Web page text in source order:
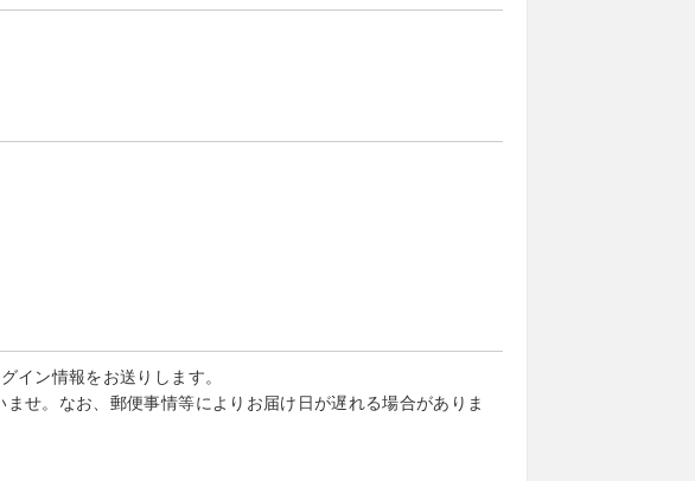
イン情報をお送りします。
せ。なお、郵便事情等によりお届け日が遅れる場合がありま